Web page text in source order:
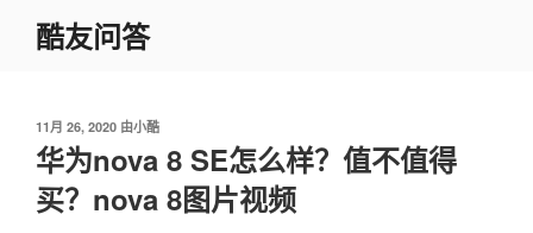
酷友问答
发
布
于
11月 26, 2020 由小酷
华为nova 8 SE怎么样？值不值得
买？nova 8图片视频